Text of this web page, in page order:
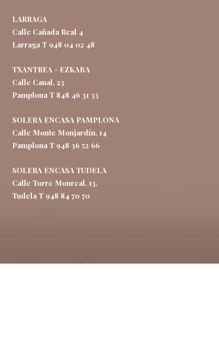
LARRAGA
Calle Cañada Real 4
Larraga T 948 04 02 48
TXANTREA - EZKABA
Calle Canal, 23
Pamplona T 848 46 31 33
SOLERA ENCASA PAMPLONA
Calle Monte Monjardín, 14
Pamplona T 948 36 52 66
SOLERA ENCASA TUDELA
Calle Torre Monreal, 13,
Tudela T 948 84 70 70